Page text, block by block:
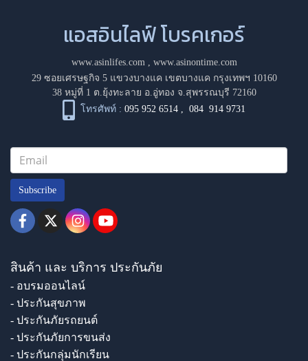
แอสอินไลฟ์ โบรคเกอร์
www.asinlifes.com, www.asinontime.com
29 ซอยเศรษฐกิจ 5 แขวงบางแค เขตบางแค กรุงเทพฯ 10160
38 หมู่ที่ 1 ต.ยุ้งทะลาย อ.อู่ทอง จ.สุพรรณบุรี 72160
โทรศัพท์ : 095 952 6514 ,084 914 9731
Subscribe
สินค้า และ บริการ ประกันภัย
- อบรมออนไลน์
- ประกันสุขภาพ
- ประกันภัยรถยนต์
- ประกันภัยการขนส่ง
- ประกันกลุ่มนักเรียน